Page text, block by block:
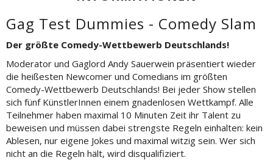
Gag Test Dummies - Comedy Slam
Der größte Comedy-Wettbewerb Deutschlands!
Moderator und Gaglord Andy Sauerwein präsentiert wieder
die heißesten Newcomer und Comedians im größten
Comedy-Wettbewerb Deutschlands! Bei jeder Show stellen
sich fünf KünstlerInnen einem gnadenlosen Wettkampf. Alle
Teilnehmer haben maximal 10 Minuten Zeit ihr Talent zu
beweisen und müssen dabei strengste Regeln einhalten: kein
Ablesen, nur eigene Jokes und maximal witzig sein. Wer sich
nicht an die Regeln hält, wird disqualifiziert.